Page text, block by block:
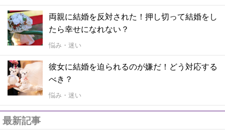
両親に結婚を反対された！押し切って結婚をし
たら幸せになれない？
悩み・迷い
彼女に結婚を迫られるのが嫌だ！どう対応する
べき？
悩み・迷い
最新記事